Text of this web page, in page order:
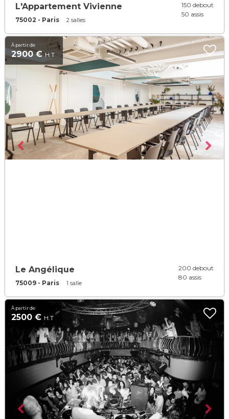
L'Appartement Vivienne
75002 - Paris 2 salles
150 debout
50 assis
À partir de
2900 € H.T
Le Angélique
75009 - Paris 1 salle
200 debout
80 assis
À partir de
2500 € H.T